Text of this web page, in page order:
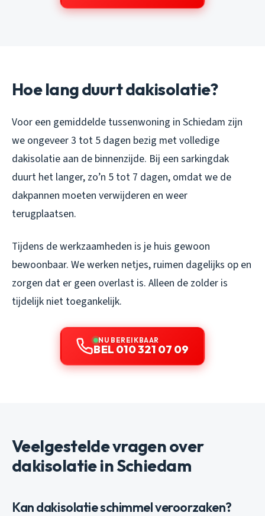
Hoe lang duurt dakisolatie?
Voor een gemiddelde tussenwoning in Schiedam zijn
we ongeveer 3 tot 5 dagen bezig met volledige
dakisolatie aan de binnenzijde. Bij een sarkingdak
duurt het langer, zo’n 5 tot 7 dagen, omdat we de
dakpannen moeten verwijderen en weer
terugplaatsen.
Tijdens de werkzaamheden is je huis gewoon
bewoonbaar. We werken netjes, ruimen dagelijks op en
zorgen dat er geen overlast is. Alleen de zolder is
tijdelijk niet toegankelijk.
NU BEREIKBAAR
BEL 010 321 07 09
Veelgestelde vragen over
dakisolatie in Schiedam
Kan dakisolatie schimmel veroorzaken?